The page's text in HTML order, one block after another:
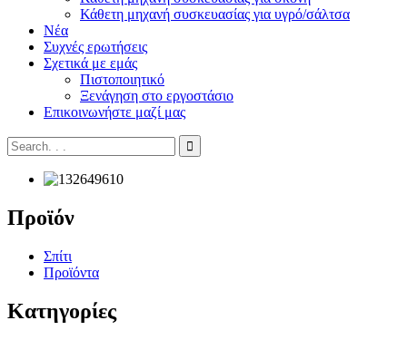
Κάθετη μηχανή συσκευασίας για υγρό/σάλτσα
Νέα
Συχνές ερωτήσεις
Σχετικά με εμάς
Πιστοποιητικό
Ξενάγηση στο εργοστάσιο
Επικοινωνήστε μαζί μας
Προϊόν
Σπίτι
Προϊόντα
Κατηγορίες